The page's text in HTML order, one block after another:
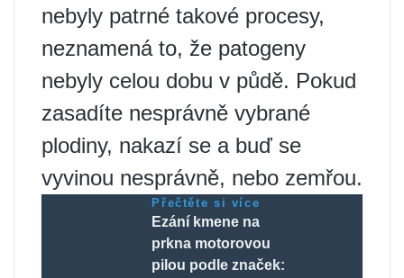
nebyly patrné takové procesy,
neznamená to, že patogeny
nebyly celou dobu v půdě. Pokud
zasadíte nesprávně vybrané
plodiny, nakazí se a buď se
vyvinou nesprávně, nebo zemřou.
Přečtěte si více
Ezání kmene na
prkna motorovou
pilou podle značek: